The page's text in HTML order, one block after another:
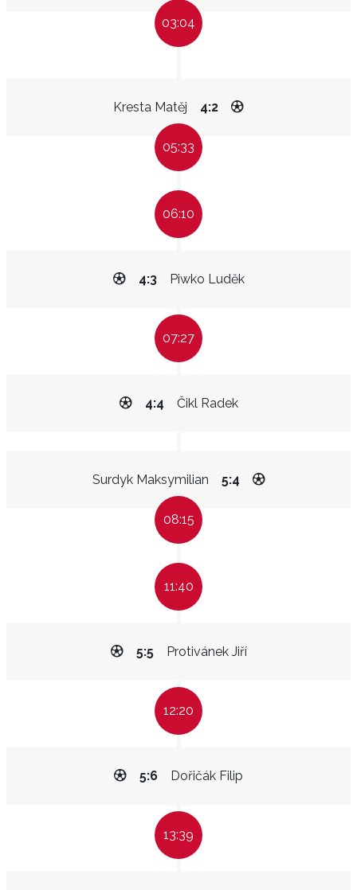
03:04
Kresta Matěj 4:2
05:33
06:10
Piwko Luděk
4:3
07:27
Čikl Radek
4:4
Surdyk Maksymilian 5:4
08:15
11:40
Protivánek Jiří
5:5
12:20
Dořičák Filip
5:6
13:39